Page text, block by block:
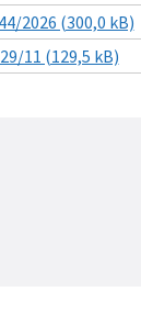
2026 (300,0 kB)
11 (129,5 kB)